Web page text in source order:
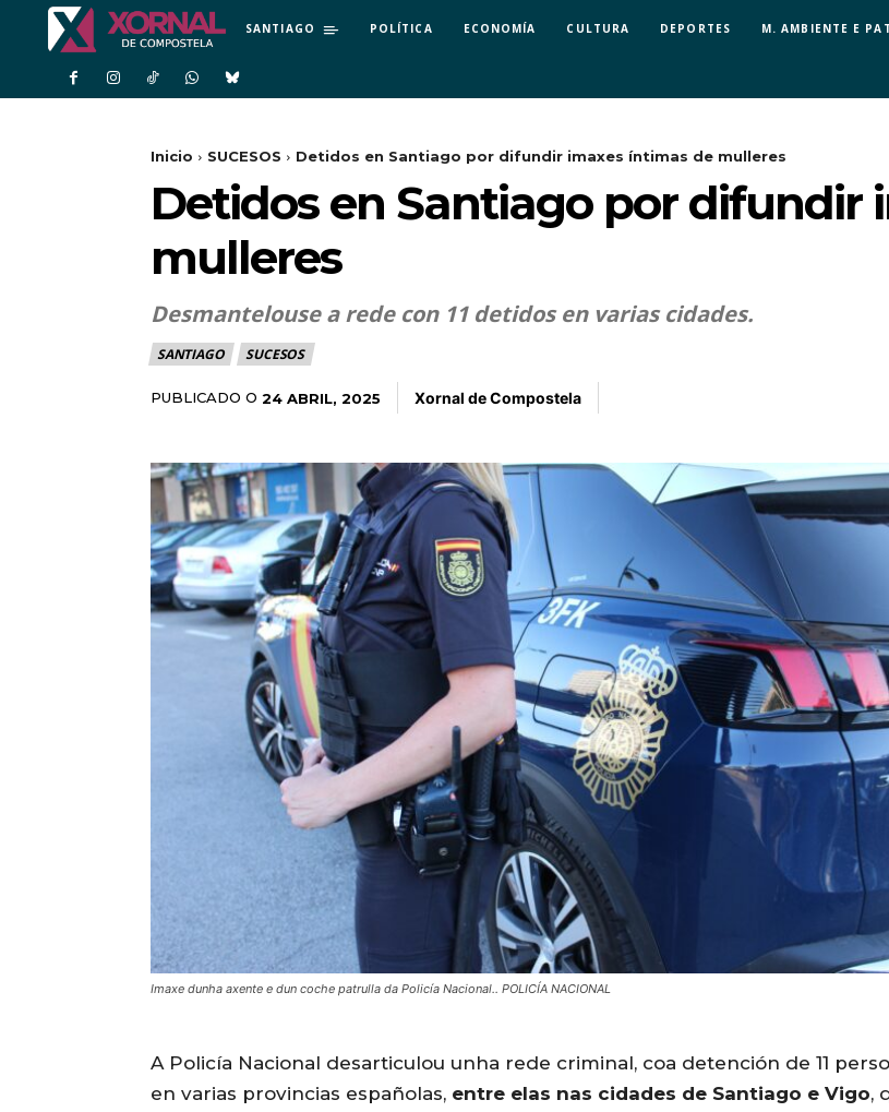
SANTIAGO POLÍTICA ECONOMÍA CULTURA DEPORTES M. AMBIENTE E
Inicio SUCESOS Detidos en Santiago por difundir imaxes íntimas de mulleres
Detidos en Santiago por difundir
mulleres
Desmantelouse a rede con 11 detidos en varias cidades.
SANTIAGO SUCESOS
PUBLICADO O 24 ABRIL, 2025 Xornal de Compostela
Imaxe dunha axente e dun coche patrulla da Policía Nacional.. POLICÍA NACIONAL
A Policía Nacional desarticulou unha rede criminal, coa detención de 11
en varias provincias españolas, entre elas nas cidades de Santiago e Vigo,